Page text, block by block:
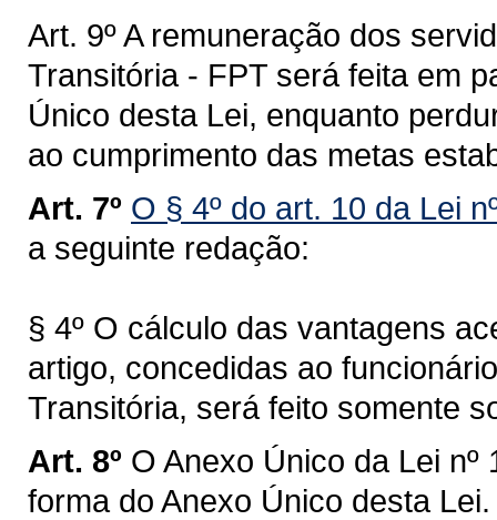
Art. 9º A remuneração dos
Transitória - FPT será feita em
Único desta Lei, enquanto
ao cumprimento das metas
Art. 7º O § 4º do art. 10 da Lei
a seguinte redação:
§ 4º O cálculo das vantagens
artigo, concedidas ao
Transitória, será feito somente
Art. 8º O Anexo Único da Lei
forma do Anexo Único desta Lei.